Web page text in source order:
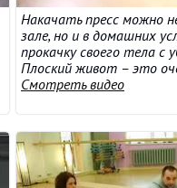
Накачать пресс можно
зале, но и в домашних
прокачку своего тела с
Плоский живот – это
Смотреть видео